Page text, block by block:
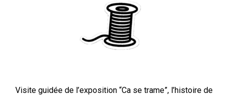
Visite guidée de l’exposition “Ca se trame”, l’histoire de